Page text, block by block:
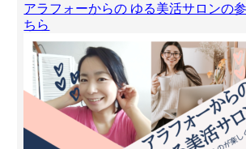
アラフォーからの ゆる美活サロンの
ちら